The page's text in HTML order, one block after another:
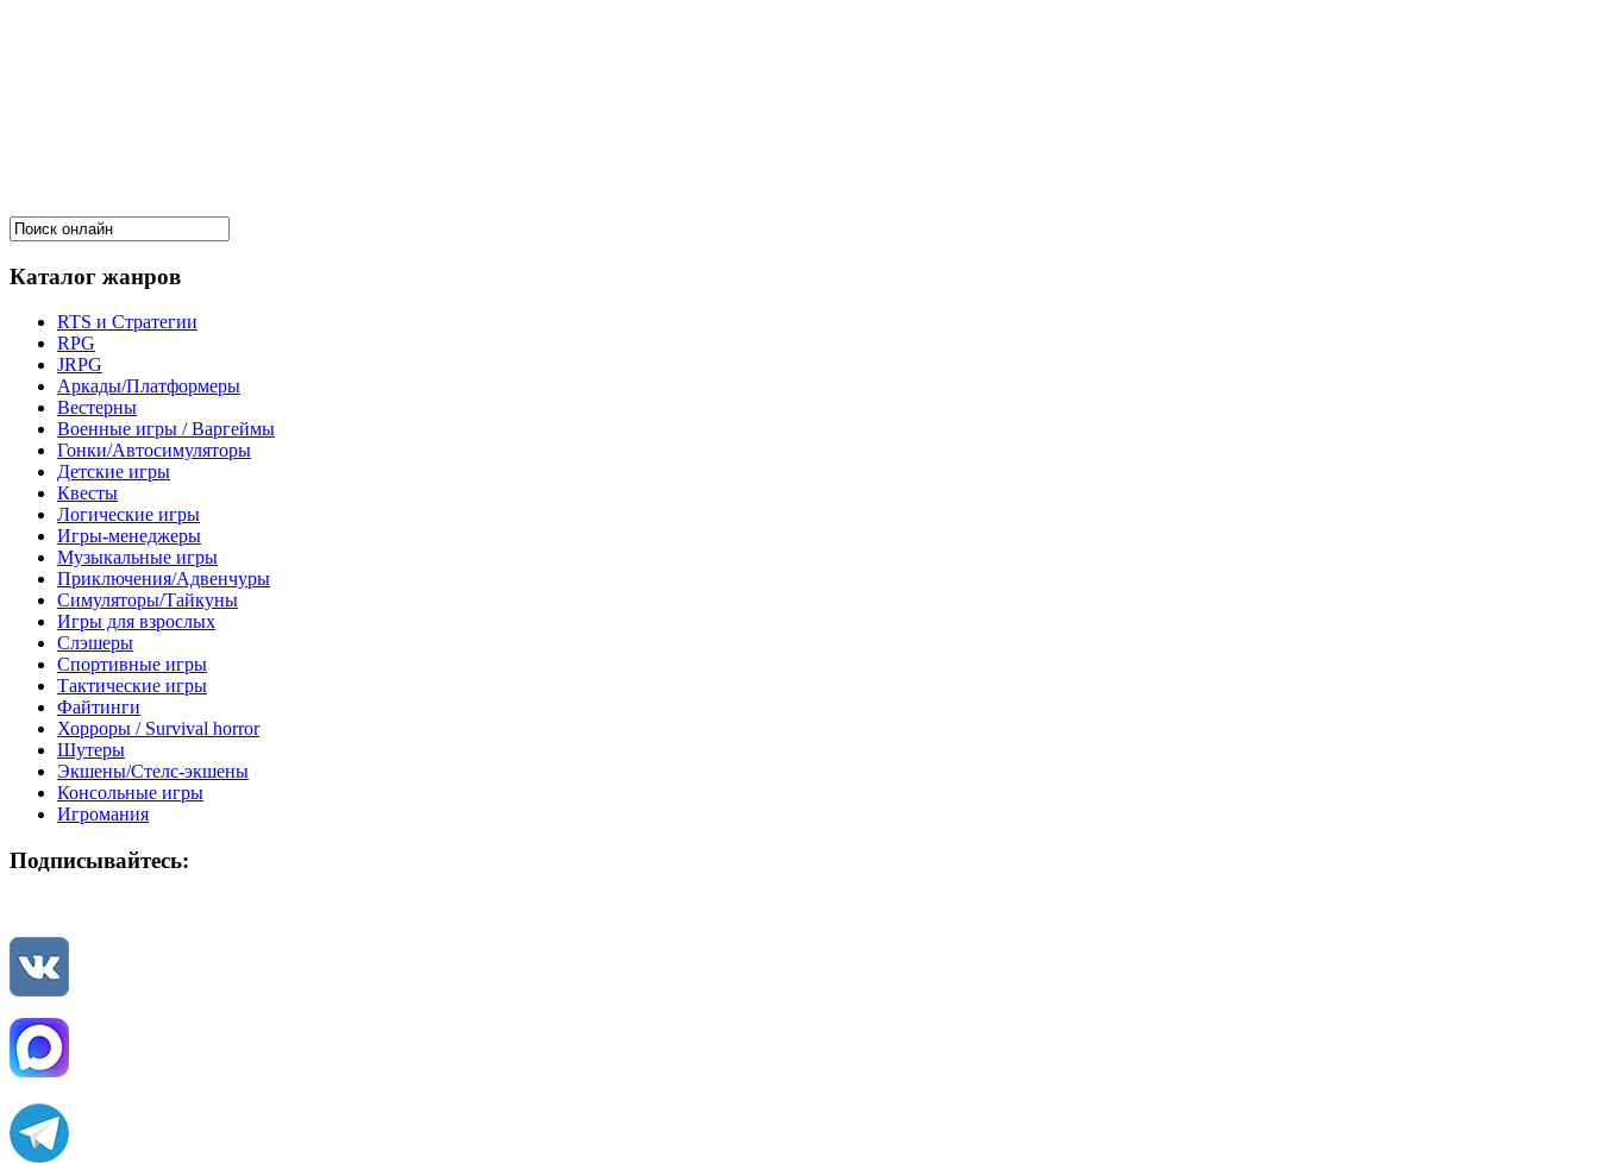
Каталог жанров
RTS и Стратегии
RPG
JRPG
Аркады/Платформеры
Вестерны
Военные игры / Варгеймы
Гонки/Автосимуляторы
Детские игры
Квесты
Логические игры
Игры-менеджеры
Музыкальные игры
Приключения/Адвенчуры
Симуляторы/Тайкуны
Игры для взрослых
Слэшеры
Спортивные игры
Тактические игры
Файтинги
Хорроры / Survival horror
Шутеры
Экшены/Стелс-экшены
Консольные игры
Игромания
Подписывайтесь: